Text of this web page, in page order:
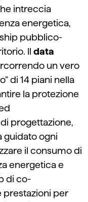
intreccia
energetica,
pubblico-
Il data
un vero
di 14 piani nella
la protezione
progettazione,
guidato ogni
il consumo di
energetica e
di co-
prestazioni per